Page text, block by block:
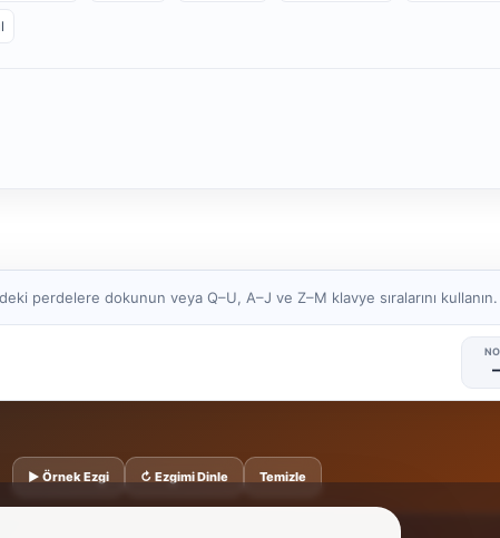
perdelere dokunun veya Q–U, A–J ve Z–M klavye sıralarını kullanın.